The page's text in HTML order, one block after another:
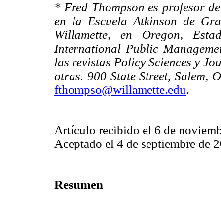
* Fred Thompson es profesor
en la Escuela Atkinson de
Willamette, en Oregon,
International Public
las revistas Policy Sciences y
otras. 900 State Street, Salem,
fthompso@willamette.edu.
Artículo recibido el 6 de
Aceptado el 4 de septiembre de
Resumen